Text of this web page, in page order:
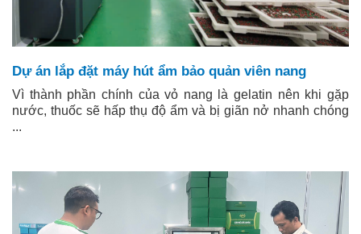
Dự án lắp đặt máy hút ẩm bảo quản viên nang
Vì thành phần chính của vỏ nang là gelatin nên khi gặp
nước, thuốc sẽ hấp thụ độ ẩm và bị giãn nở nhanh chóng
...